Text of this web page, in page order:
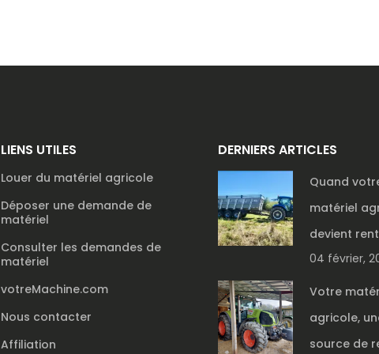
LIENS UTILES
Louer du matériel agricole
Déposer une demande de
matériel
Consulter les demandes de
matériel
votreMachine.com
Nous contacter
Affiliation
DERNIERS ARTICLES
Quand
matériel
devient
04 février,
Votre
agricole,
source de